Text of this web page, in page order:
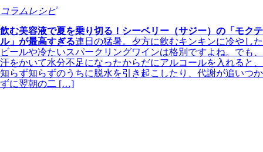
コラムレシピ
飲む美容液で夏を乗り切る！シーベリー（サジー）の「モクテ
ル」が最高すぎる連日の猛暑。夕方に飲むキンキンに冷やした
ビールや冷たいスパークリングワインは格別ですよね。でも、
汗をかいて水分不足になったからだにアルコールを入れると、
知らず知らずのうちに脱水を引き起こしたり、代謝が追いつか
ずに翌朝の二 […]